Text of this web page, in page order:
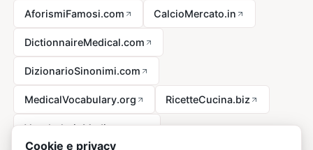
AforismiFamosi.com CalcioMercato.in
DictionnaireMedical.com
DizionarioSinonimi.com
MedicalVocabulary.org RicetteCucina.biz
VocabolarioMedico.com
Cookie e privacy